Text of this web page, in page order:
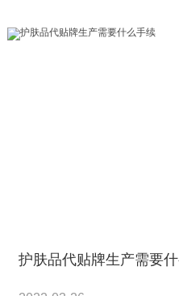
护肤品代贴牌生产需要